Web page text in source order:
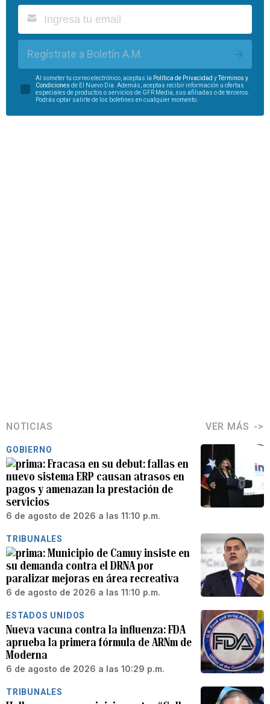
Regístrate a Boletín A.M.
Al someter tu correo electrónico, aceptas la Política de Privacidad y
Términos y
Condiciones de El Nuevo Día. Además, aceptas recibir información u ofertas
especiales de productos o servicios de GFR Media, sus afiliadas o de terceros.
Podrás optar salirte de los boletines en cualquier momento.
NOTICIAS VER MÁS
GOBIERNO
Fracasa en su debut: fallas en
nuevo sistema ERP causan atrasos en
pagos y amenazan la prestación de
servicios
6 de agosto de 2026 a las 11:10 p.m.
TRIBUNALES
Municipio de Camuy insiste en
su demanda contra el DRNA por
paralizar mejoras en área recreativa
6 de agosto de 2026 a las 11:10 p.m.
ESTADOS UNIDOS
Nueva vacuna contra la influenza: FDA
aprueba la primera fórmula de ARNm de
Moderna
6 de agosto de 2026 a las 10:29 p.m.
TRIBUNALES